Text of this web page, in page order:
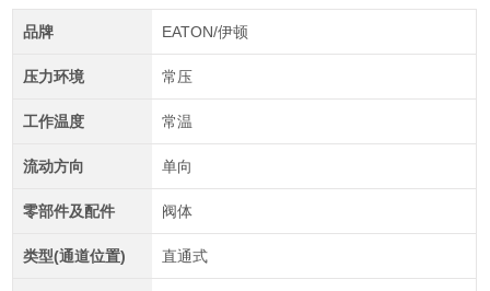
品牌 EATON/伊顿
压力环境 常压
工作温度 常温
流动方向 单向
零部件及配件 阀体
类型(通道位置) 直通式